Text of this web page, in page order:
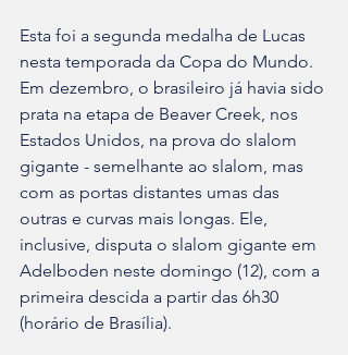
Esta foi a segunda medalha de Lucas
nesta temporada da Copa do Mundo.
Em dezembro, o brasileiro já havia sido
prata na etapa de Beaver Creek, nos
Estados Unidos, na prova do slalom
gigante - semelhante ao slalom, mas
com as portas distantes umas das
outras e curvas mais longas. Ele,
inclusive, disputa o slalom gigante em
Adelboden neste domingo (12), com a
primeira descida a partir das 6h30
(horário de Brasília).